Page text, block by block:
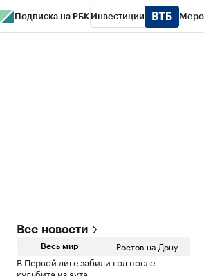
Подписка на РБК Инвестиции
Все новости
Весь мир Ростов-на-Дону
В Первой лиге забили гол после
кульбита из аута